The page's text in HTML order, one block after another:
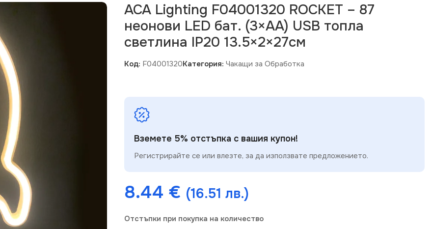
ACA Lighting F04001320 ROCKET – 87
неонови LED бат. (3×AA) USB топла
светлина IP20 13.5×2×27см
Код: F04001320Категория: Чакащи за Обработка
Вземете 5% отстъпка с вашия купон!
Регистрирайте се или влезте, за да използвате предложението.
8.44 € (16.51 лв.)
Отстъпки при покупка на количество